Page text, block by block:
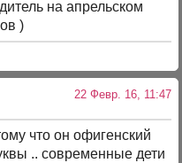
на апрельском
)
22 Февр. 16, 11:47
что он офигенский
.. современные дети